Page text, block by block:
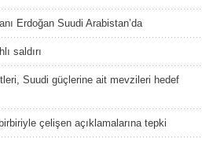
Erdoğan Suudi Arabistan’da
saldırı
Suudi güçlerine ait mevzileri hedef
çelişen açıklamalarına tepki